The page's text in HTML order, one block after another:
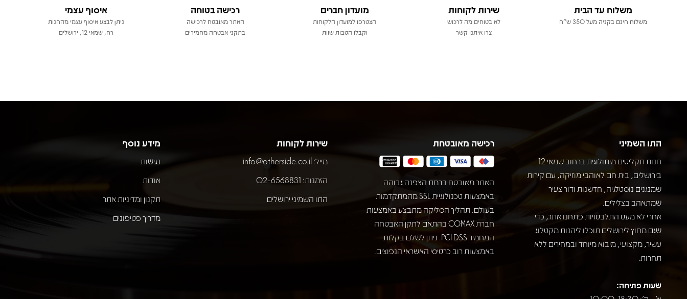
משלוח עד הבית
משלוח חינם בקניה מעל 350 ש"ח
שירות לקוחות
לא בטוחים מה לרכוש
צרו איתנו קשר
מועדון חברים
הצטרפו למועדון הלקוחות
וקבלו הטבות שוות
רכישה בטוחה
האתר מאובטח לרכישה
בתקני אבטחה מחמירים
איסוף עצמי
ניתן לבצע איסוף עצמי מהחנות
רח, שמאי 12, ירושלים
התו השמיני
חנות תקליטים מיתולוגית ברחוב שמאי 12
בירושלים, בית חם לאוהבי מוזיקה, עם קירות
שמנגנים נוסטלגיה, חדשנות ודור צעיר
שמתאהב בצלילים.
אחרי לא מעט התלבטויות פתחנו אתר, כדי
שגם מחוץ לירושלים תוכלו ליהנות מקטלוג
עשיר, מקצועי, מיבוא מיוחד ובמחירים ללא
תחרות.
שעות פתיחה:
רכישה מאובטחת
האתר מאובטח ברמת הצפנה גבוהה
באמצעות טכנולוגיית SSL מהמתקדמות
בעולם. תהליך הסליקה מתבצע באמצעות
חברת COMAX בהתאם לתקן האבטחה
המחמיר PCI DSS. ניתן לשלם בקלות
באמצעות רוב כרטיסי האשראי הנפוצים.
שירות לקוחות
מייל: info@otherside.co.il
הזמנות: 02-6568831
התו השמיני ירושלים
מידע נוסף
נגישות
אודות
תקנון ומדיניות אתר
מדריך פטיפונים